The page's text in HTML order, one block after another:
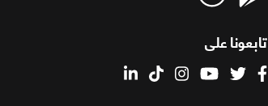
تابعونا على